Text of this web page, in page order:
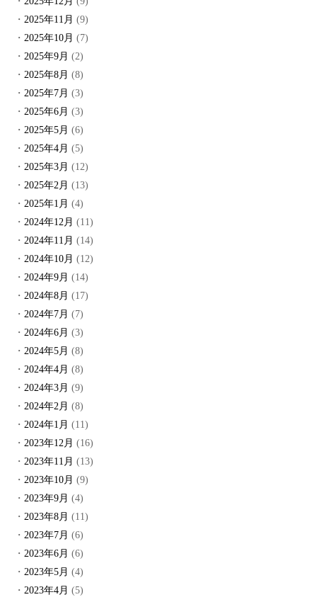
2025年11月 (9)
2025年10月 (7)
2025年9月 (2)
2025年8月 (8)
2025年7月 (3)
2025年6月 (3)
2025年5月 (6)
2025年4月 (5)
2025年3月 (12)
2025年2月 (13)
2025年1月 (4)
2024年12月 (11)
2024年11月 (14)
2024年10月 (12)
2024年9月 (14)
2024年8月 (17)
2024年7月 (7)
2024年6月 (3)
2024年5月 (8)
2024年4月 (8)
2024年3月 (9)
2024年2月 (8)
2024年1月 (11)
2023年12月 (16)
2023年11月 (13)
2023年10月 (9)
2023年9月 (4)
2023年8月 (11)
2023年7月 (6)
2023年6月 (6)
2023年5月 (4)
2023年4月 (5)